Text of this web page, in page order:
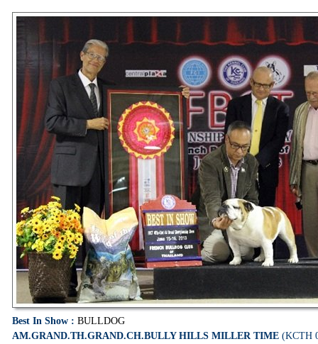
Best In Show : BULLDOG
AM.GRAND.TH.GRAND.CH.BULLY HILLS MILLER TIME (KCTH